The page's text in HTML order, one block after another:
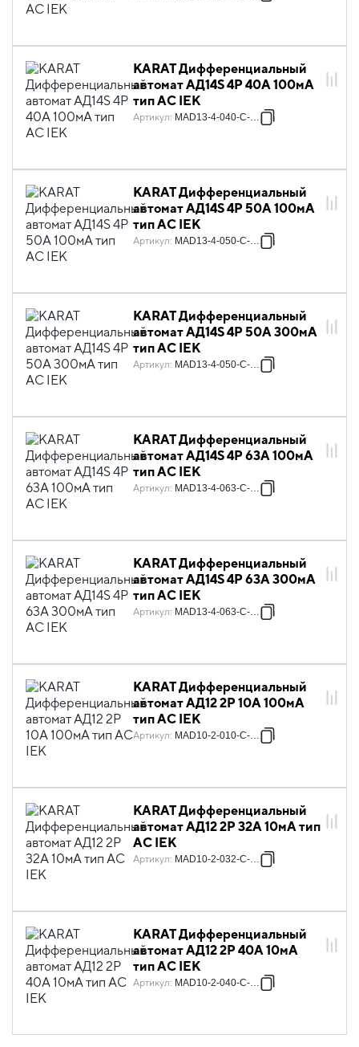
KARAT Дифференциальный
автомат АД14S 4P 40А 100мА
тип AC IEK
Артикул: MAD13-4-040-C-100
KARAT Дифференциальный
автомат АД14S 4P 50А 100мА
тип AC IEK
Артикул: MAD13-4-050-C-100
KARAT Дифференциальный
автомат АД14S 4P 50А 300мА
тип AC IEK
Артикул: MAD13-4-050-C-300
KARAT Дифференциальный
автомат АД14S 4P 63А 100мА
тип AC IEK
Артикул: MAD13-4-063-C-100
KARAT Дифференциальный
автомат АД14S 4P 63А 300мА
тип AC IEK
Артикул: MAD13-4-063-C-300
KARAT Дифференциальный
автомат АД12 2P 10А 100мА
тип AC IEK
Артикул: MAD10-2-010-C-100
KARAT Дифференциальный
автомат АД12 2P 32А 10мА тип
AC IEK
Артикул: MAD10-2-032-C-010
KARAT Дифференциальный
автомат АД12 2P 40А 10мА
тип AC IEK
Артикул: MAD10-2-040-C-010